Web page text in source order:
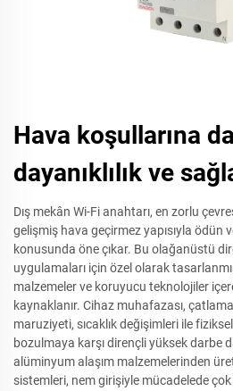
Hava koşullarına
dayanıklılık ve
Dış mekân Wi-Fi anahtarı, en zorlu
gelişmiş hava geçirmez yapısıyla ödün
konusunda öne çıkar. Bu olağanüstü
uygulamaları için özel olarak
malzemeler ve koruyucu teknolojiler
kaynaklanır. Cihaz muhafazası,
maruziyeti, sıcaklık değişimleri ile
bozulmaya karşı dirençli yüksek darbe
alüminyum alaşım malzemelerinden
sistemleri, nem girişiyle mücadelede